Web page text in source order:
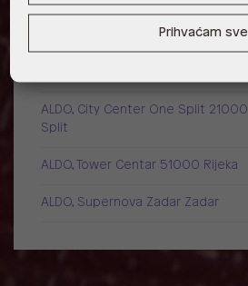
ALDO, Arena Centar 10020 Zagreb
ALDO, City Center One Split 21000
Split
ALDO, Tower Centar 51000 Rijeka
ALDO, Supernova Zadar Zadar
Prihvaćam sve